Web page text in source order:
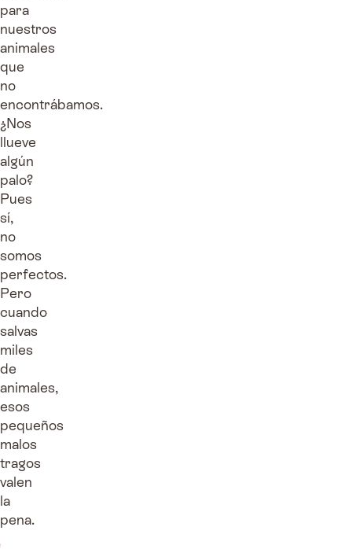
para
nuestros
animales
que
no
encontrábamos.
¿Nos
llueve
algún
palo?
Pues
sí,
no
somos
perfectos.
Pero
cuando
salvas
miles
de
animales,
esos
pequeños
malos
tragos
valen
la
pena.